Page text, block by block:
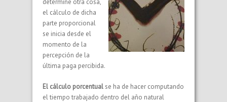
el cálculo de dicha
parte proporcional
se inicia desde el
momento de la
percepción de la
última paga percibida.
El cálculo porcentual se ha de hacer computando
el tiempo trabajado dentro del año natural